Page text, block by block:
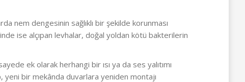
nem dengesinin sağlıklı bir şekilde korunması
ise alçıpan levhalar, doğal yoldan kötü bakterilerin
ek olarak herhangi bir ısı ya da ses yalıtımı
yeni bir mekânda duvarlara yeniden montajı